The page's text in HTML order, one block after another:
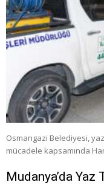
Osmangazi Belediyesi,
mücadele kapsamında
Mudanya’da